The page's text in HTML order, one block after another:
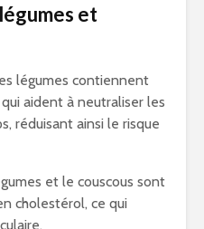
et
légumes contiennent
aident à neutraliser les
réduisant ainsi le risque
et le couscous sont
cholestérol, ce qui